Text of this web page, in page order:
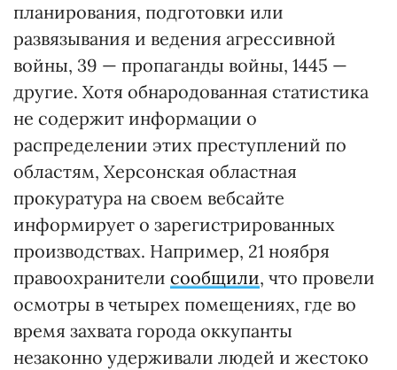
планирования, подготовки или
развязывания и ведения агрессивной
войны, 39 — пропаганды войны, 1445 —
другие. Хотя обнародованная статистика
не содержит информации о
распределении этих преступлений по
областям, Херсонская областная
прокуратура на своем вебсайте
информирует о зарегистрированных
производствах. Например, 21 ноября
правоохранители сообщили, что провели
осмотры в четырех помещениях, где во
время захвата города оккупанты
незаконно удерживали людей и жестоко